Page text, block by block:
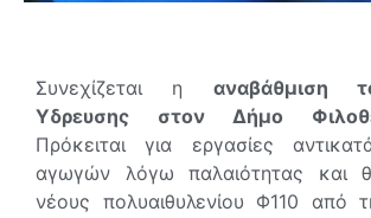
Συνεχίζεται η αναβάθμιση
Υδρευσης στον Δήμο
Πρόκειται για εργασίες
αγωγών λόγω παλαιότητας και
νέους πολυαιθυλενίου Φ110 από